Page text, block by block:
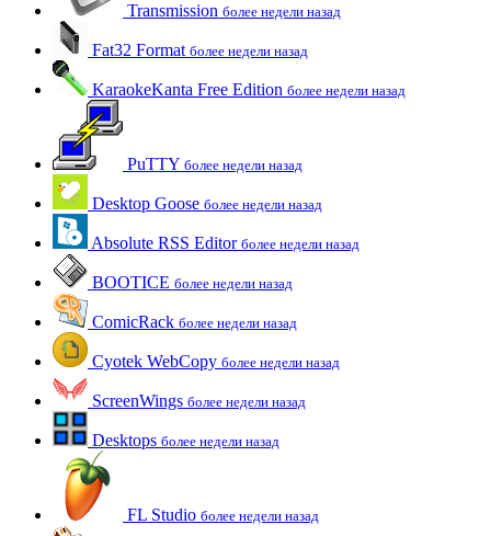
Transmission более недели назад
Fat32 Format более недели назад
KaraokeKanta Free Edition более недели назад
PuTTY более недели назад
Desktop Goose более недели назад
Absolute RSS Editor более недели назад
BOOTICE более недели назад
ComicRack более недели назад
Cyotek WebCopy более недели назад
ScreenWings более недели назад
Desktops более недели назад
FL Studio более недели назад